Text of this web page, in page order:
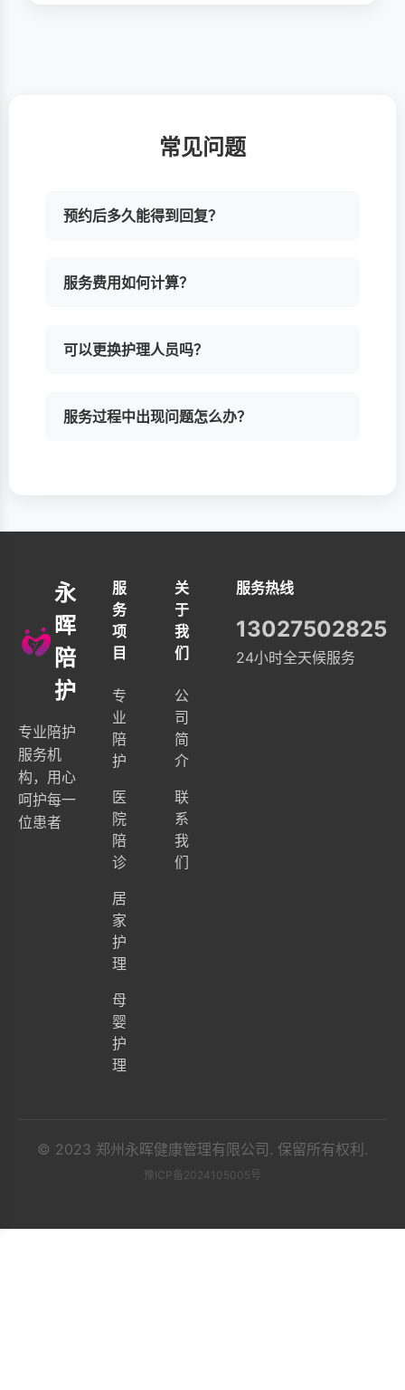
常见问题
预约后多久能得到回复？
服务费用如何计算？
可以更换护理人员吗？
服务过程中出现问题怎么办？
永
晖
陪
护
专业陪护
服务机
构，用心
呵护每一
位患者
服
务
项
目
专
业
陪
护
医
院
陪
诊
居
家
护
理
母
婴
护
理
关
于
我
们
公
司
简
介
联
系
我
们
服务热线
13027502825
24小时全天候服务
© 2023 郑州永晖健康管理有限公司. 保留所有权利.
豫ICP备2024105005号